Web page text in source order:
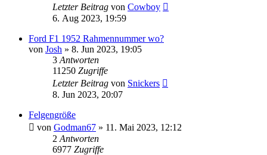
Letzter Beitrag von Cowboy
6. Aug 2023, 19:59
Ford F1 1952 Rahmennummer wo?
von Josh » 8. Jun 2023, 19:05
3 Antworten
11250 Zugriffe
Letzter Beitrag von Snickers
8. Jun 2023, 20:07
Felgengröße
von Godman67 » 11. Mai 2023, 12:12
2 Antworten
6977 Zugriffe